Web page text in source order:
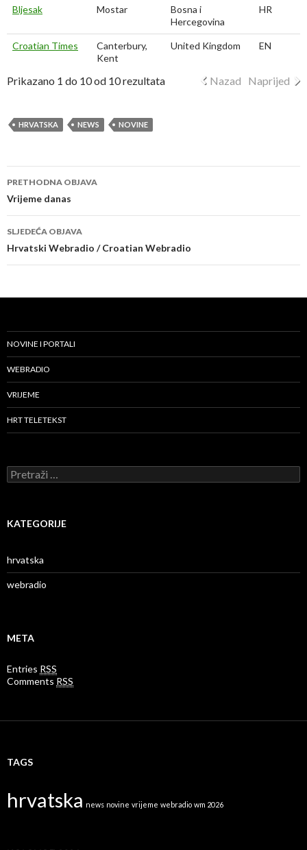
Bljesak Mostar
Bosna i
Hercegovina
HR
Croatian Times
Canterbury,
Kent
United Kingdom EN
Prikazano 1 do 10 od 10 rezultata Nazad Naprijed
HRVATSKA NEWS NOVINE
Navigacija
objava
PRETHODNA OBJAVA
Vrijeme danas
SLJEDEĆA OBJAVA
Hrvatski Webradio / Croatian Webradio
NOVINE I PORTALI
WEBRADIO
VRIJEME
HRT TELETEKST
Pretraži:
KATEGORIJE
hrvatska
webradio
META
Entries RSS
Comments RSS
TAGS
hrvatska news novine vrijeme webradio wm 2026